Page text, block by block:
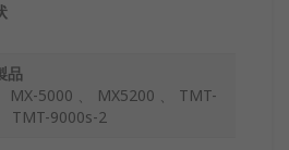
品
MX-5000 、 MX5200 、 TMT-
TMT-9000s-2